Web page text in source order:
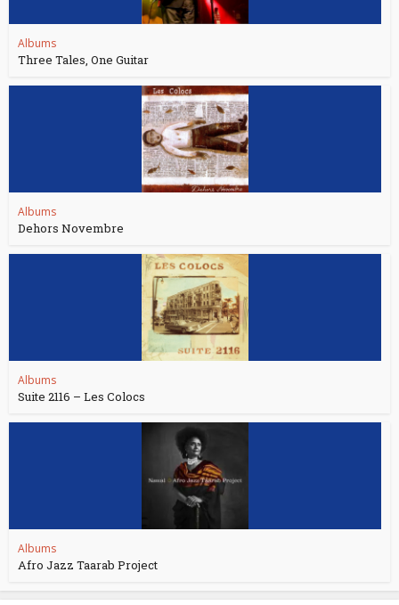
Albums
Three Tales, One Guitar
Albums
Dehors Novembre
Albums
Suite 2116 – Les Colocs
Albums
Afro Jazz Taarab Project